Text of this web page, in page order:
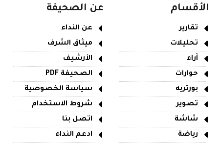
الأقسام
تقارير
تحليلات
آراء
حوارات
بورتريه
تصوير
شاشة
رياضة
عن الصحيفة
عن النداء
ميثاق الشرف
الأرشيف
الصحيفة PDF
سياسة الخصوصية
شروط الاستخدام
اتصل بنا
ادعم النداء